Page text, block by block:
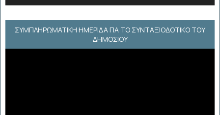
ΣΥΜΠΛΗΡΩΜΑΤΙΚΗ ΗΜΕΡΙΔΑ ΓΙΑ ΤΟ ΣΥΝΤΑΞΙΟΔΟΤΙΚΟ ΤΟΥ
ΔΗΜΟΣΙΟΥ